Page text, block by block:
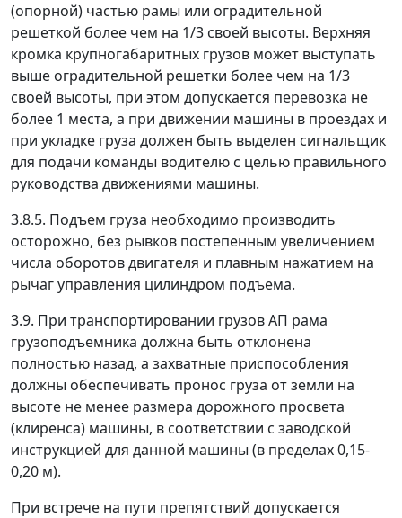
(опорной) частью рамы или оградительной
решеткой более чем на 1/3 своей высоты. Верхняя
кромка крупногабаритных грузов может выступать
выше оградительной решетки более чем на 1/3
своей высоты, при этом допускается перевозка не
более 1 места, а при движении машины в проездах и
при укладке груза должен быть выделен сигнальщик
для подачи команды водителю с целью правильного
руководства движениями машины.
3.8.5. Подъем груза необходимо производить
осторожно, без рывков постепенным увеличением
числа оборотов двигателя и плавным нажатием на
рычаг управления цилиндром подъема.
3.9. При транспортировании грузов АП рама
грузоподъемника должна быть отклонена
полностью назад, а захватные приспособления
должны обеспечивать пронос груза от земли на
высоте не менее размера дорожного просвета
(клиренса) машины, в соответствии с заводской
инструкцией для данной машины (в пределах 0,15-
0,20 м).
При встрече на пути препятствий допускается